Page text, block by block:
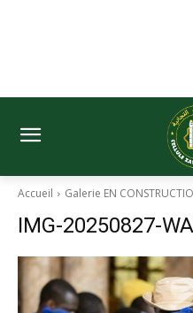
Accueil Galerie EN
IMG-20250827-